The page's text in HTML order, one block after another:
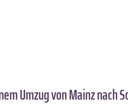
Umzug von Mainz nach